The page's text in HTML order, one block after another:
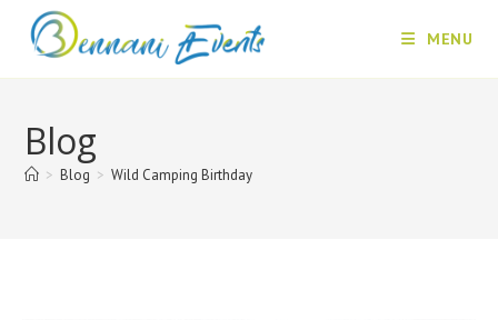
MENU
Blog
> Blog > Wild Camping Birthday